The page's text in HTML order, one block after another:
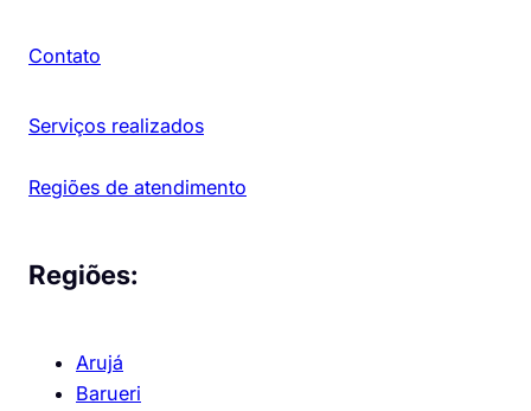
Contato
Serviços realizados
Regiões de atendimento
Regiões:
Arujá
Barueri